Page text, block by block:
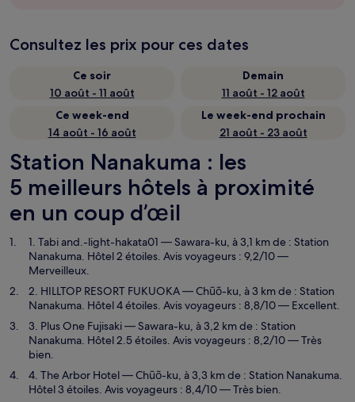
Consultez les prix pour ces dates
Ce soir
10 août - 11 août
Demain
11 août - 12 août
Ce week-end
14 août - 16 août
Le week-end prochain
21 août - 23 août
Station Nanakuma : les
5 meilleurs hôtels à proximité
en un coup d’œil
1. Tabi and.-light-hakata01 — Sawara-ku, à 3,1 km de : Station
Nanakuma. Hôtel 2 étoiles. Avis voyageurs : 9,2/10 —
Merveilleux.
2. HILLTOP RESORT FUKUOKA— Chūō-ku, à 3 km de : Station
Nanakuma. Hôtel 4 étoiles. Avis voyageurs : 8,8/10 — Excellent.
3. Plus One Fujisaki— Sawara-ku, à 3,2 km de : Station
Nanakuma. Hôtel 2.5 étoiles. Avis voyageurs : 8,2/10 — Très
bien.
4. The Arbor Hotel— Chūō-ku, à 3,3 km de : Station Nanakuma.
Hôtel 3 étoiles. Avis voyageurs : 8,4/10 — Très bien.